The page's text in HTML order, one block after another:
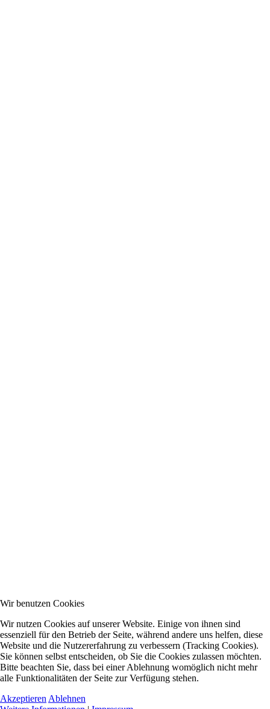
Wir benutzen Cookies
Wir nutzen Cookies auf unserer Website. Einige von ihnen sind
essenziell für den Betrieb der Seite, während andere uns helfen, diese
Website und die Nutzererfahrung zu verbessern (Tracking Cookies).
Sie können selbst entscheiden, ob Sie die Cookies zulassen möchten.
Bitte beachten Sie, dass bei einer Ablehnung womöglich nicht mehr
alle Funktionalitäten der Seite zur Verfügung stehen.
Akzeptieren Ablehnen